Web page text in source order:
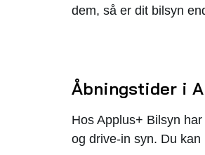
dem, så er dit bilsyn
Åbningstider i
Hos Applus+ Bilsyn
og drive-in syn. Du kan